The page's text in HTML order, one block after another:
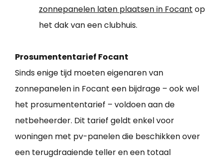
zonnepanelen laten plaatsen in Focant op
het dak van een clubhuis.
Prosumententarief Focant
Sinds enige tijd moeten eigenaren van
zonnepanelen in Focant een bijdrage – ook wel
het prosumententarief – voldoen aan de
netbeheerder. Dit tarief geldt enkel voor
woningen met pv-panelen die beschikken over
een terugdraaiende teller en een totaal